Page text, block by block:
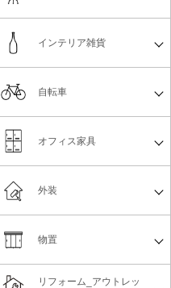
インテリア雑貨
自転車
オフィス家具
リフォーム_アウトレッ
物置
外装